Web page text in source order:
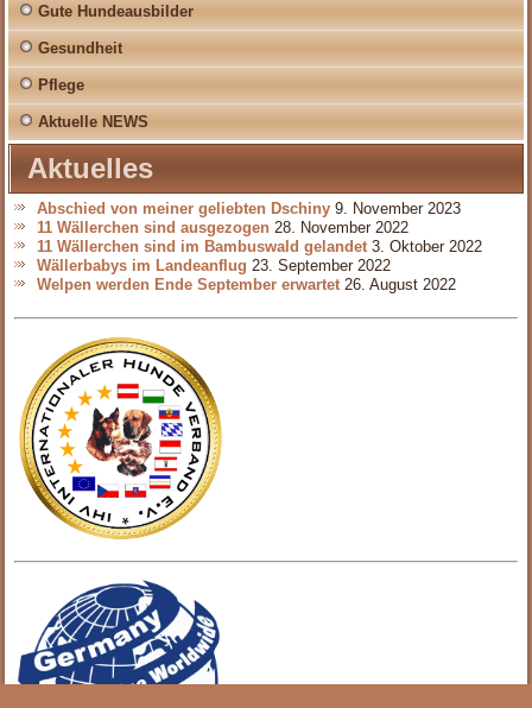
Gute Hundeausbilder
Gesundheit
Pflege
Aktuelle NEWS
Aktuelles
Abschied von meiner geliebten Dschiny 9. November 2023
11 Wällerchen sind ausgezogen 28. November 2022
11 Wällerchen sind im Bambuswald gelandet 3. Oktober 2022
Wällerbabys im Landeanflug 23. September 2022
Welpen werden Ende September erwartet 26. August 2022